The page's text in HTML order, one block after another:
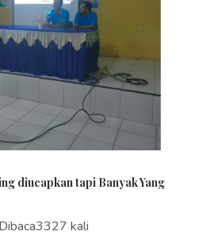
diucapkan tapi Banyak Yang
kali